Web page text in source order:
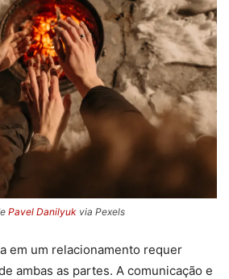
Pavel Danilyuk via Pexels
em um relacionamento requer
ambas as partes. A comunicação e